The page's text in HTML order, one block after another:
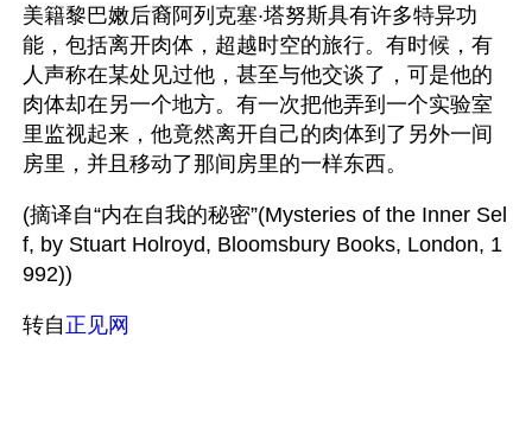
美籍黎巴嫩后裔阿列克塞·塔努斯具有许多特异功
能，包括离开肉体，超越时空的旅行。有时候，有
人声称在某处见过他，甚至与他交谈了，可是他的
肉体却在另一个地方。有一次把他弄到一个实验室
里监视起来，他竟然离开自己的肉体到了另外一间
房里，并且移动了那间房里的一样东西。
(摘译自“内在自我的秘密”(Mysteries of the Inner Sel
f, by Stuart Holroyd, Bloomsbury Books, London, 1
992))
转自 正见网